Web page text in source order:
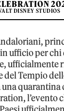
DISNEY STUDIOS
ufficio per chi
Tempio